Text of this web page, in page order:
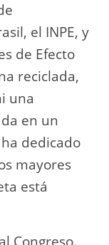
el INPE, y
de Efecto
reciclada,
una
en un
dedicado
mayores
está